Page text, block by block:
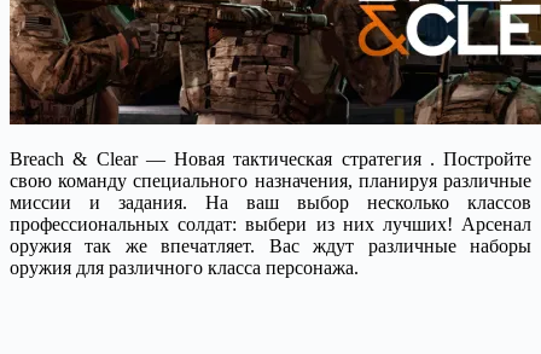
Breach & Clear — Новая тактическая стратегия . Постройте
свою команду специального назначения, планируя различные
миссии и задания. На ваш выбор несколько классов
профессиональных солдат: выбери из них лучших! Арсенал
оружия так же впечатляет. Вас ждут различные наборы
оружия для различного класса персонажа.